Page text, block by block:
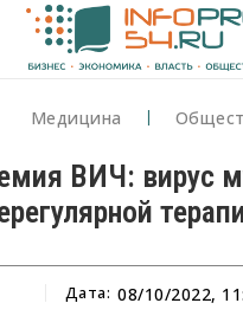
Медицина
ВИЧ: вирус
Дата: 08/10/2022,